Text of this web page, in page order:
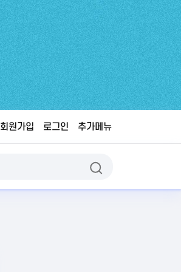
회원가입 로그인 추가메뉴